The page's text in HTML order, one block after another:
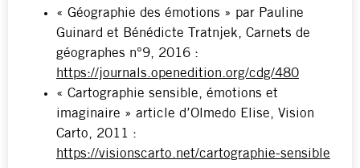
« Géographie des émotions » par Pauline
Guinard et Bénédicte Tratnjek, Carnets de
géographes n°9, 2016 :
https://journals.openedition.org/cdg/480
« Cartographie sensible, émotions et
imaginaire » article d’Olmedo Elise, Vision
Carto, 2011 :
https://visionscarto.net/cartographie-sensible